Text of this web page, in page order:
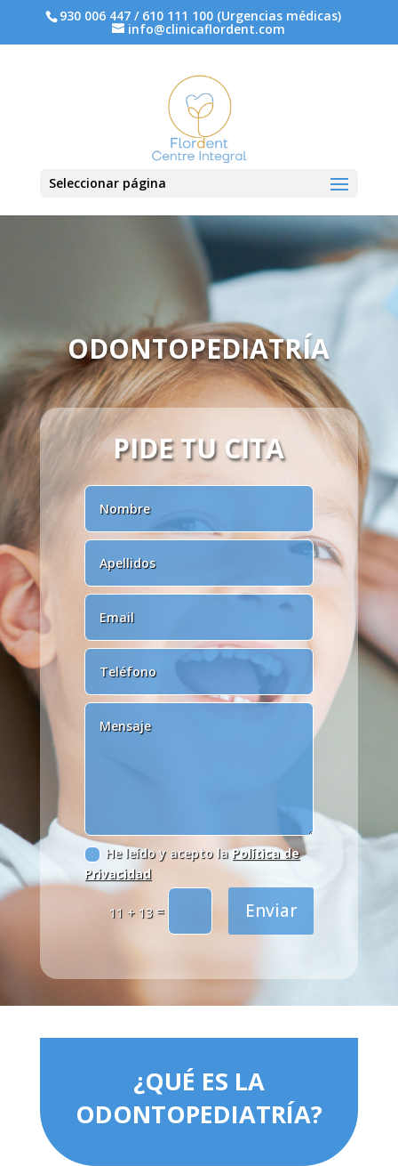
930 006 447 / 610 111 100 (Urgencias médicas)
info@clinicaflordent.com
Seleccionar página
ODONTOPEDIATRÍA
PIDE TU CITA
He leído y acepto laPolítica de
Privacidad
11 + 13= Enviar
¿QUÉ ES LA
ODONTOPEDIATRÍA?